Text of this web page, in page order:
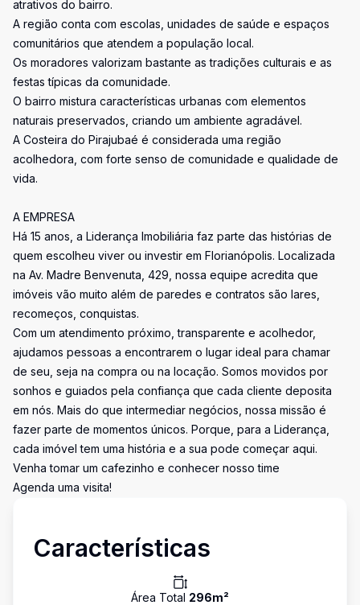
atrativos do bairro.
A região conta com escolas, unidades de saúde e espaços
comunitários que atendem a população local.
Os moradores valorizam bastante as tradições culturais e as
festas típicas da comunidade.
O bairro mistura características urbanas com elementos
naturais preservados, criando um ambiente agradável.
A Costeira do Pirajubaé é considerada uma região
acolhedora, com forte senso de comunidade e qualidade de
vida.
A EMPRESA
Há 15 anos, a Liderança Imobiliária faz parte das histórias de
quem escolheu viver ou investir em Florianópolis. Localizada
na Av. Madre Benvenuta, 429, nossa equipe acredita que
imóveis vão muito além de paredes e contratos são lares,
recomeços, conquistas.
Com um atendimento próximo, transparente e acolhedor,
ajudamos pessoas a encontrarem o lugar ideal para chamar
de seu, seja na compra ou na locação. Somos movidos por
sonhos e guiados pela confiança que cada cliente deposita
em nós. Mais do que intermediar negócios, nossa missão é
fazer parte de momentos únicos. Porque, para a Liderança,
cada imóvel tem uma história e a sua pode começar aqui.
Venha tomar um cafezinho e conhecer nosso time
Agenda uma visita!
Características
Área Total 296m²